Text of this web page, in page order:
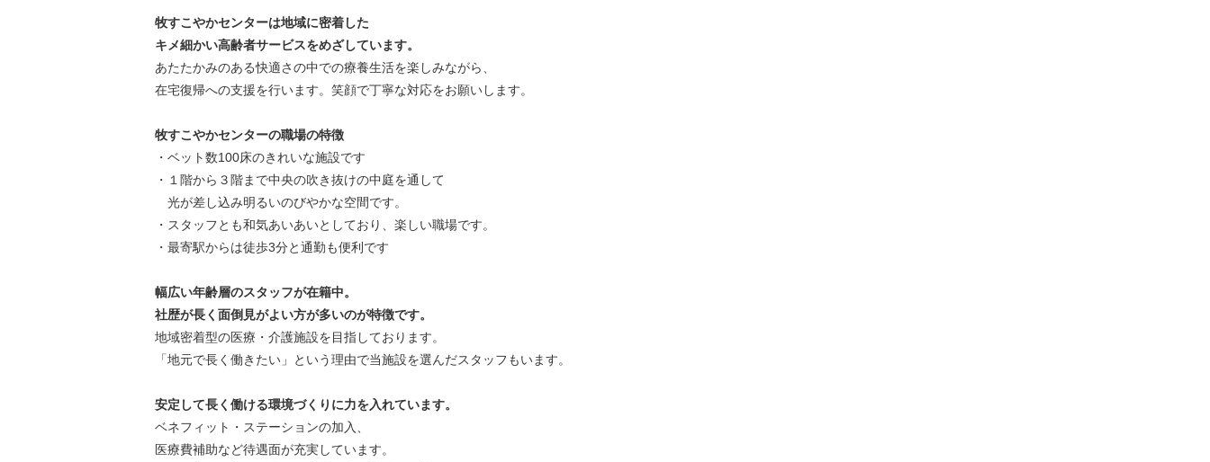
牧すこやかセンターは地域に密着した
キメ細かい高齢者サービスをめざしています。
あたたかみのある快適さの中での療養生活を楽しみながら、
在宅復帰への支援を行います。笑顔で丁寧な対応をお願いします。
牧すこやかセンターの職場の特徴
・ベット数100床のきれいな施設です
・１階から３階まで中央の吹き抜けの中庭を通して
光が差し込み明るいのびやかな空間です。
・スタッフとも和気あいあいとしており、楽しい職場です。
・最寄駅からは徒歩3分と通勤も便利です
幅広い年齢層のスタッフが在籍中。
社歴が長く面倒見がよい方が多いのが特徴です。
地域密着型の医療・介護施設を目指しております。
「地元で長く働きたい」という理由で当施設を選んだスタッフもいます。
安定して長く働ける環境づくりに力を入れています。
ベネフィット・ステーションの加入、
医療費補助など待遇面が充実しています。